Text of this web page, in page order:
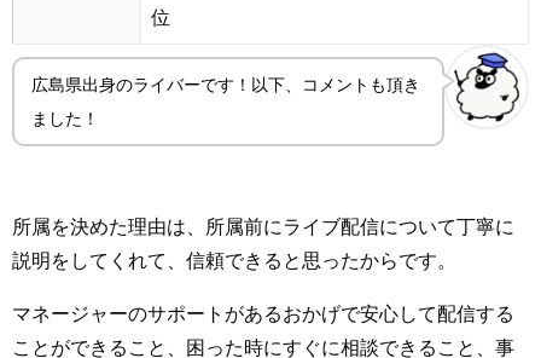
位
広島県出身のライバーです！以下、コメントも頂き
ました！
所属を決めた理由は、所属前にライブ配信について丁寧に
説明をしてくれて、信頼できると思ったからです。
マネージャーのサポートがあるおかげで安心して配信する
ことができること、困った時にすぐに相談できること、事